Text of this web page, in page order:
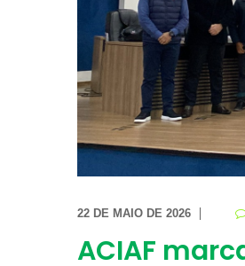
22 DE MAIO DE 2026
ACIAF